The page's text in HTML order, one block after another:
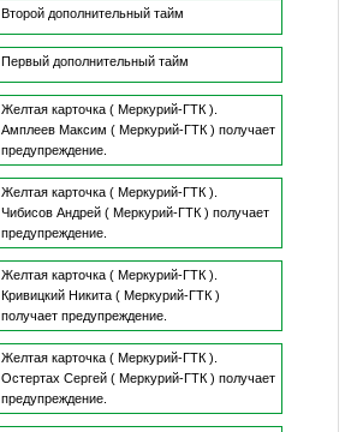
Второй дополнительный тайм
Первый дополнительный тайм
Желтая карточка ( Меркурий-ГТК ).
Амплеев Максим ( Меркурий-ГТК ) получает
предупреждение.
Желтая карточка ( Меркурий-ГТК ).
Чибисов Андрей( Меркурий-ГТК ) получает
предупреждение.
Желтая карточка ( Меркурий-ГТК ).
Кривицкий Никита( Меркурий-ГТК )
получает предупреждение.
Желтая карточка ( Меркурий-ГТК ).
Остертах Сергей( Меркурий-ГТК ) получает
предупреждение.